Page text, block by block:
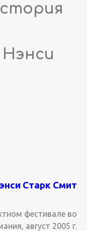
Старк Смит
фестивале во
август 2005 г.